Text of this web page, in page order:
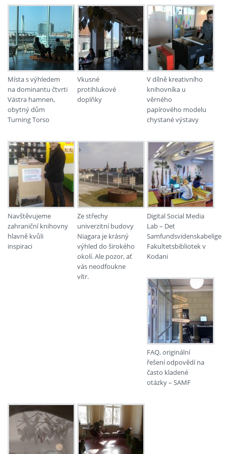
Místa s výhledem
na dominantu čtvrti
Västra hamnen,
obytný dům
Turning Torso
Vkusné
protihlukové
doplňky
V dílně kreativního
knihovníka u
věrného
papírového modelu
chystané výstavy
Navštěvujeme
zahraniční knihovny
hlavně kvůli
inspiraci
Ze střechy
univerzitní budovy
Niagara je krásný
výhled do širokého
okolí. Ale pozor, ať
vás neodfoukne
vítr.
Digital Social Media
Lab – Det
Samfundsvidenskabelige
Fakultetsbibliotek v
Kodani
FAQ, originální
řešení odpovědí na
často kladené
otázky – SAMF